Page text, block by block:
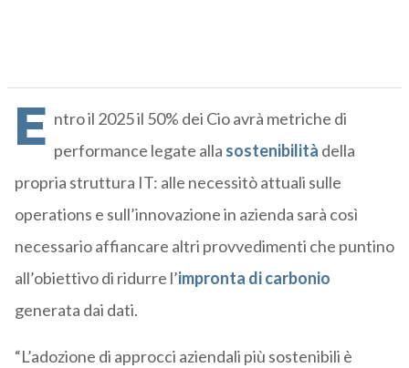
E ntro il 2025 il 50% dei Cio avrà metriche di
performance legate alla sostenibilità della
propria struttura IT: alle necessitò attuali sulle
operations e sull’innovazione in azienda sarà così
necessario affiancare altri provvedimenti che puntino
all’obiettivo di ridurre l’impronta di carbonio
generata dai dati.
“L’adozione di approcci aziendali più sostenibili è